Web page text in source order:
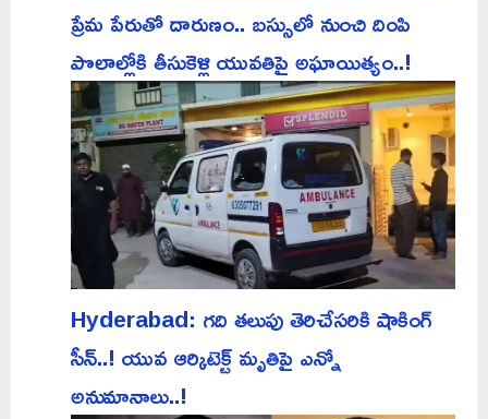
ప్రేమ పేరుతో దారుణం.. బస్సులో నుంచి దింపి
పొలాల్లోకి తీసుకెళ్లి యువతిపై అఘాయిత్యం..!
Hyderabad: గది తలుపు తెరిచేసరికి షాకింగ్
సీన్..! యువ ఆర్కిటెక్ట్ మృతిపై ఎన్నో
అనుమానాలు..!